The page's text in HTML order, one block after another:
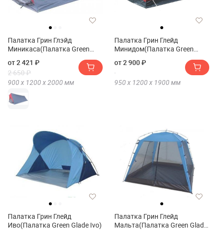
Палатка Грин Глэйд
Миникаса(Палатка Green
от 2 421 ₽
2 650 ₽
900 х 1200 х 2000 мм
Палатка Грин Глейд
Минидом(Палатка Green
от 2 900 ₽
950 х 1200 х 1900 мм
Палатка Грин Глейд
Иво(Палатка Green Glade Ivo)
Палатка Грин Глейд
Мальта(Палатка Green Glade